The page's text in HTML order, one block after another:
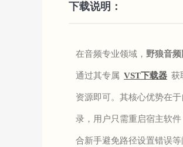
下载说明：
在音频专业领域， 野狼音频
通过其专属 VST下载器 获
资源即可。其核心优势在
录，用户只需重启宿主软
合新手避免路径设置错误